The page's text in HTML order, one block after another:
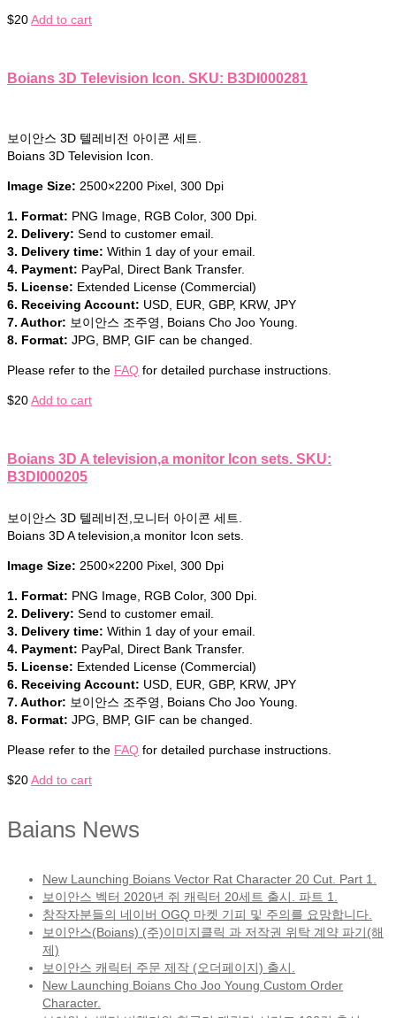
$20Add to cart
Boians 3D Television Icon. SKU: B3DI000281
보이안스 3D 텔레비전 아이콘 세트.
Boians 3D Television Icon.
Image Size: 2500×2200 Pixel, 300 Dpi
1. Format: PNG Image, RGB Color, 300 Dpi.
2. Delivery: Send to customer email.
3. Delivery time: Within 1 day of your email.
4. Payment: PayPal, Direct Bank Transfer.
5. License: Extended License (Commercial)
6. Receiving Account: USD, EUR, GBP, KRW, JPY
7. Author: 보이안스 조주영, Boians Cho Joo Young.
8. Format: JPG, BMP, GIF can be changed.
Please refer to the FAQ for detailed purchase instructions.
$20Add to cart
Boians 3D A television,a monitor Icon sets. SKU:
B3DI000205
보이안스 3D 텔레비전,모니터 아이콘 세트.
Boians 3D A television,a monitor Icon sets.
Image Size: 2500×2200 Pixel, 300 Dpi
1. Format: PNG Image, RGB Color, 300 Dpi.
2. Delivery: Send to customer email.
3. Delivery time: Within 1 day of your email.
4. Payment: PayPal, Direct Bank Transfer.
5. License: Extended License (Commercial)
6. Receiving Account: USD, EUR, GBP, KRW, JPY
7. Author: 보이안스 조주영, Boians Cho Joo Young.
8. Format: JPG, BMP, GIF can be changed.
Please refer to the FAQ for detailed purchase instructions.
$20Add to cart
Baians News
New Launching Boians Vector Rat Character 20 Cut. Part 1.
보이안스 벡터 2020년 쥐 캐릭터 20세트 출시. 파트 1.
창작자분들의 네이버 OGQ 마켓 기피 및 주의를 요망합니다.
보이안스(Boians) (주)이미지클릭 과 저작권 위탁 계약 파기(해
제)
보이안스 캐릭터 주문 제작 (오더페이지) 출시.
New Launching Boians Cho Joo Young Custom Order
Character.